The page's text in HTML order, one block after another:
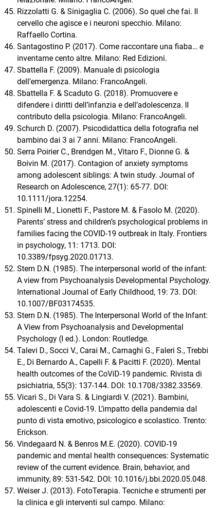
Rizzolatti G. & Sinigaglia C. (2006). So quel che fai. Il
cervello che agisce e i neuroni specchio. Milano:
Raffaello Cortina.
Santagostino P. (2017). Come raccontare una fiaba… e
inventarne cento altre. Milano: Red Edizioni.
Sbattella F. (2009). Manuale di psicologia
dell’emergenza. Milano: FrancoAngeli.
Sbattella F. & Scaduto G. (2018). Promuovere e
difendere i diritti dell’infanzia e dell’adolescenza. Il
contributo della psicologia. Milano: FrancoAngeli.
Schurch D. (2007). Psicodidattica della fotografia nel
bambino dai 3 ai 7 anni. Milano: FrancoAngeli.
Serra Poirier C., Brendgen M., Vitaro F., Dionne G. &
Boivin M. (2017). Contagion of anxiety symptoms
among adolescent siblings: A twin study. Journal of
Research on Adolescence, 27(1): 65-77. DOI:
10.1111/jora.12254.
Spinelli M., Lionetti F., Pastore M. & Fasolo M. (2020).
Parents’ stress and children’s psychological problems in
families facing the COVID-19 outbreak in Italy. Frontiers
in psychology, 11: 1713. DOI:
10.3389/fpsyg.2020.01713.
Stern D.N. (1985). The interpersonal world of the infant:
A view from Psychoanalysis Developmental Psychology.
International Journal of Early Childhood, 19: 73. DOI:
10.1007/BF03174535.
Stern D.N. (1985). The Interpersonal World of the Infant:
A View from Psychoanalysis and Developmental
Psychology (I ed.). London: Routledge.
Talevi D., Socci V., Carai M., Carnaghi G., Faleri S., Trebbi
E., Di Bernardo A., Capelli F. & Pacitti F. (2020). Mental
health outcomes of the CoViD-19 pandemic. Rivista di
psichiatria, 55(3): 137-144. DOI: 10.1708/3382.33569.
Vicari S., Di Vara S. & Lingiardi V. (2021). Bambini,
adolescenti e Covid-19. L’impatto della pandemia dal
punto di vista emotivo, psicologico e scolastico. Trento:
Erickson.
Vindegaard N. & Benros M.E. (2020). COVID-19
pandemic and mental health consequences: Systematic
review of the current evidence. Brain, behavior, and
immunity, 89: 531-542. DOI: 10.1016/j.bbi.2020.05.048.
Weiser J. (2013). FotoTerapia. Tecniche e strumenti per
la clinica e gli interventi sul campo. Milano: